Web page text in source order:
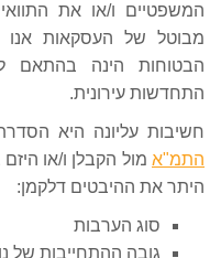
המשפטיים ו/או את
מבוטל של העסקאות אנו
הבטוחות הינה בהתאם
התחדשות עירונית.
חשיבות עליונה היא
התמ"א מול הקבלן ו/או
היתר את ההיבטים דלקמן:
סוג הערבות
גובה ההתחייבות של